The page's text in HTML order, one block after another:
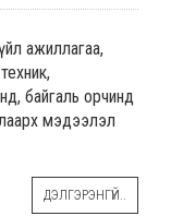
ажиллагаа,
байгаль орчинд
мэдээлэл
ДЭЛГЭРЭНГҮЙ..